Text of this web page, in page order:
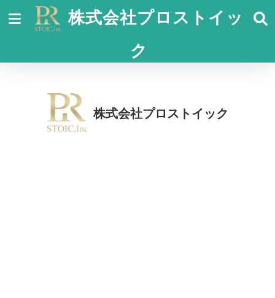
株式会社プロストイッ
ク
株式会社プロストイック